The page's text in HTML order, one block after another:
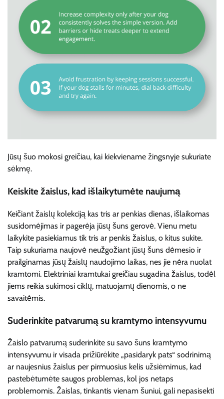
Jūsų šuo mokosi greičiau, kai kiekviename žingsnyje sukuriate
sėkmę.
Keiskite žaislus, kad išlaikytumėte naujumą
Keičiant žaislų kolekciją kas tris ar penkias dienas, išlaikomas
susidomėjimas ir pagerėja jūsų šuns gerovė. Vienu metu
laikykite pasiekiamus tik tris ar penkis žaislus, o kitus sukite.
Taip sukuriama naujovė neužgožiant jūsų šuns dėmesio ir
prailginamas jūsų žaislų naudojimo laikas, nes jie nėra nuolat
kramtomi. Elektriniai kramtukai greičiau sugadina žaislus, todėl
jiems reikia sukimosi ciklų, matuojamų dienomis, o ne
savaitėmis.
Suderinkite patvarumą su kramtymo intensyvumu
Žaislo patvarumą suderinkite su savo šuns kramtymo
intensyvumu ir visada prižiūrėkite „pasidaryk pats“ sodrinimą
ar naujesnius žaislus per pirmuosius kelis užsiėmimus, kad
pastebėtumėte saugos problemas, kol jos netaps
problemomis. Žaislas, tinkantis vienam šuniui, gali nepasisekti